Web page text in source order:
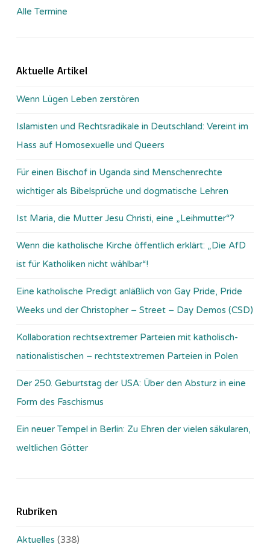
Alle Termine
Aktuelle Artikel
Wenn Lügen Leben zerstören
Islamisten und Rechtsradikale in Deutschland: Vereint im
Hass auf Homosexuelle und Queers
Für einen Bischof in Uganda sind Menschenrechte
wichtiger als Bibelsprüche und dogmatische Lehren
Ist Maria, die Mutter Jesu Christi, eine „Leihmutter“?
Wenn die katholische Kirche öffentlich erklärt: „Die AfD
ist für Katholiken nicht wählbar“!
Eine katholische Predigt anläßlich von Gay Pride, Pride
Weeks und der Christopher – Street – Day Demos (CSD)
Kollaboration rechtsextremer Parteien mit katholisch-
nationalistischen – rechtstextremen Parteien in Polen
Der 250. Geburtstag der USA: Über den Absturz in eine
Form des Faschismus
Ein neuer Tempel in Berlin: Zu Ehren der vielen säkularen,
weltlichen Götter
Rubriken
Aktuelles (338)